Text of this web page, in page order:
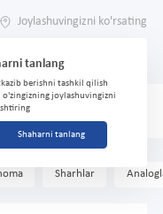
Joylashuvingizni ko'rsating
tanlang
berishni tashkil qilish
o'zingizning joylashuvingizni
Shaharni tanlang
supozitoriyalar
Sharhlar